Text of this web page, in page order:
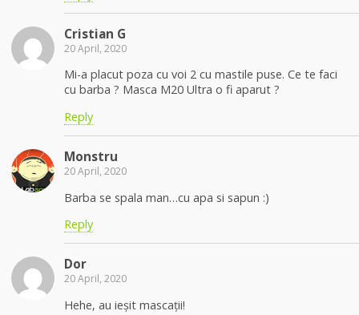
Cristian G
20 April, 2020
Mi-a placut poza cu voi 2 cu mastile puse. Ce te faci
cu barba ? Masca M20 Ultra o fi aparut ?
Reply
Monstru
20 April, 2020
Barba se spala man…cu apa si sapun :)
Reply
Dor
20 April, 2020
Hehe, au ieșit mascații!